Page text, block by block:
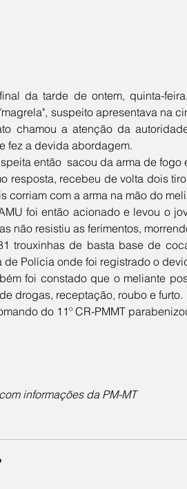
suspeito apresentava na
chamou a atenção da
fez a devida abordagem.
então  sacou da arma de fogo
corriam com a arma na mão do
não resistiu as ferimentos,
de Polícia onde foi registrado o
drogas, receptação, roubo e furto.
do 11º CR-PMMT parabenizou
informações da PM-MT